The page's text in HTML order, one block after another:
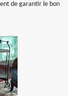
de garantir le bon